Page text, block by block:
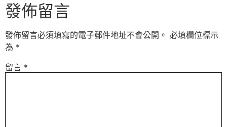
發佈留言
發佈留言必須填寫的電子郵件地址不會公開。 必填欄位標示
為 *
留言 *